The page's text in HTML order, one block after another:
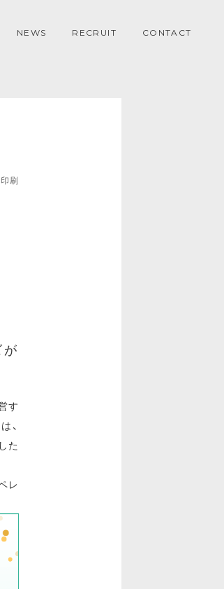
NEWS RECRUIT CONTACT
印刷
す
、
た
レ